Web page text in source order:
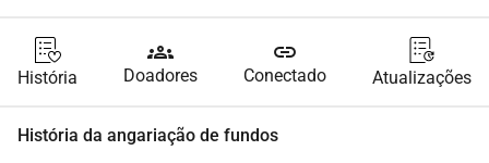
História
groups
Doadores
link
Conectado Atualizações
História da angariação de fundos